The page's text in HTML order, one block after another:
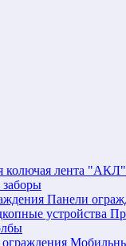
колючая лента "АКЛ"
Панели